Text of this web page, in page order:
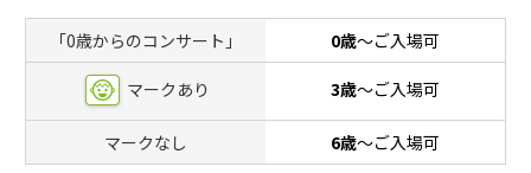
「0歳からのコンサート」 0歳〜ご入場可
マークあり 3歳〜ご入場可
マークなし 6歳〜ご入場可